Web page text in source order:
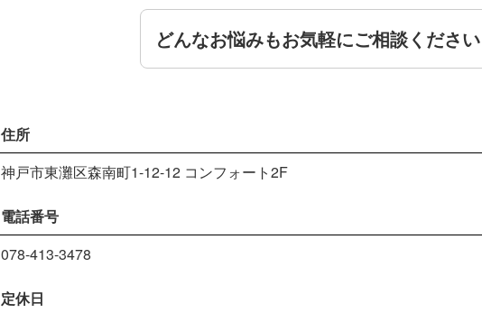
どんなお悩みもお気軽にご相談ください
住所
神戸市東灘区森南町1-12-12 コンフォート2F
電話番号
078-413-3478
定休日